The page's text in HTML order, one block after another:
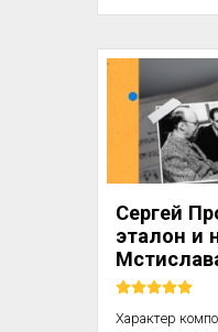
хозяйством и
Только
этом Фетису,
была эта
встречались.
«Несмотря на
Сергей
эталон и
Характер